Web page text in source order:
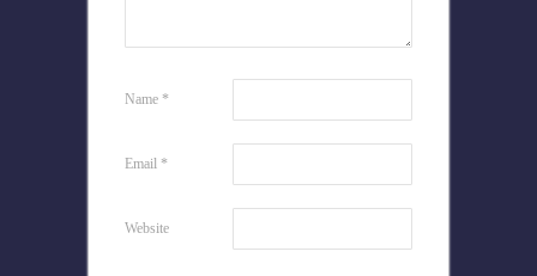
Name *
Email *
Website